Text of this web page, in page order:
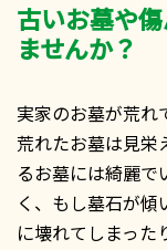
古いお墓や
ませんか？
実家のお墓が荒れ
荒れたお墓は見栄
るお墓には綺麗で
く、もし墓石が
に壊れてしまった